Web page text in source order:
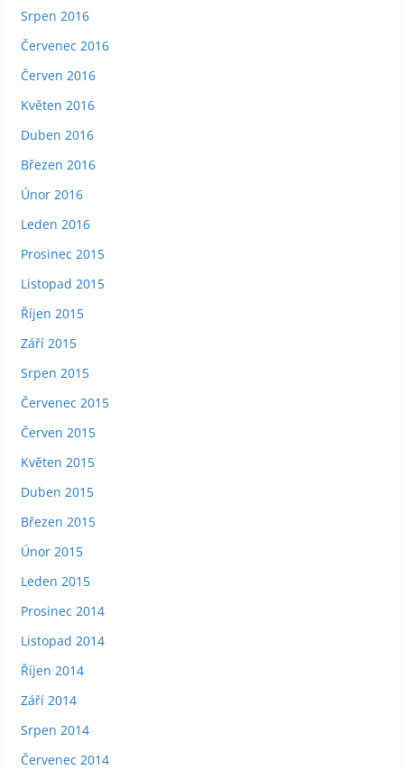
Srpen 2016
Červenec 2016
Červen 2016
Květen 2016
Duben 2016
Březen 2016
Únor 2016
Leden 2016
Prosinec 2015
Listopad 2015
Říjen 2015
Září 2015
Srpen 2015
Červenec 2015
Červen 2015
Květen 2015
Duben 2015
Březen 2015
Únor 2015
Leden 2015
Prosinec 2014
Listopad 2014
Říjen 2014
Září 2014
Srpen 2014
Červenec 2014